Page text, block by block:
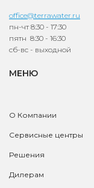
office@terrawater.ru
пн-чт 8:30 - 17:30
пятн 8:30 - 16:30
сб-вс - выходной
МЕНЮ
О Компании
Сервисные центры
Решения
Дилерам